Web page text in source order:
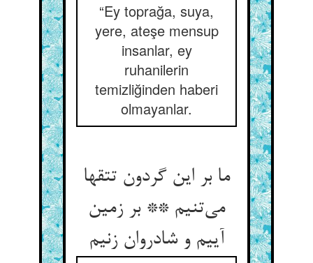
“Ey toprağa, suya,
yere, ateşe mensup
insanlar, ey
ruhanilerin
temizliğinden haberi
olmayanlar.
ما بر این گردون تتقها
می‌‌تنیم ** بر زمین